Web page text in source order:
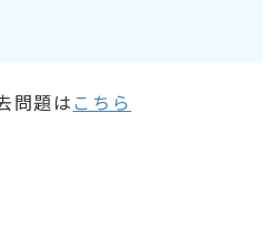
問題は こちら